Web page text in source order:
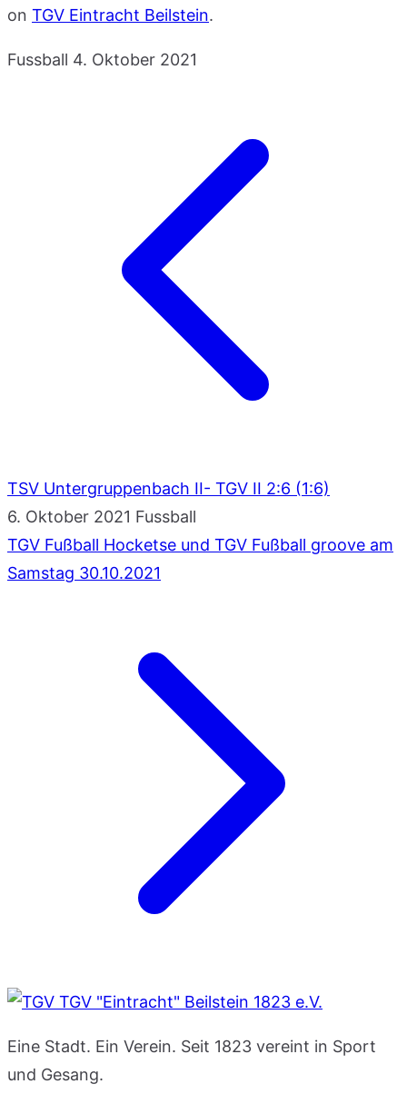
on TGV Eintracht Beilstein.
Fussball 4. Oktober 2021
TSV Untergruppenbach II- TGV II 2:6 (1:6)
6. Oktober 2021 Fussball
TGV Fußball Hocketse und TGV Fußball groove am
Samstag 30.10.2021
TGV "Eintracht" Beilstein 1823 e.V.
Eine Stadt. Ein Verein. Seit 1823 vereint in Sport
und Gesang.